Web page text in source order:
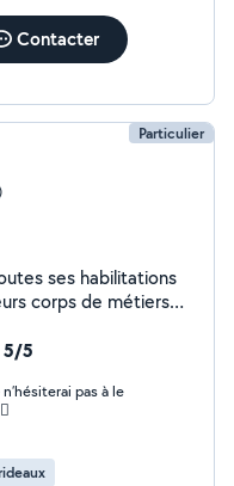
Contacter
Particulier
ses habilitations
corps de métiers
5/5
pas à le